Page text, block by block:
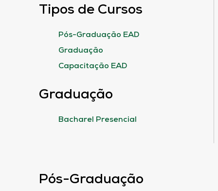
Tipos de Cursos
Pós-Graduação EAD
Graduação
Capacitação EAD
Graduação
Bacharel Presencial
Pós-Graduação